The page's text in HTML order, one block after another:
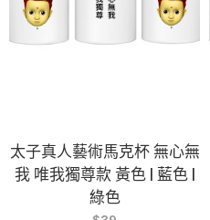
太子真人藝術馬克杯 無心無
我 唯我獨尊款 黃色 | 藍色 |
綠色